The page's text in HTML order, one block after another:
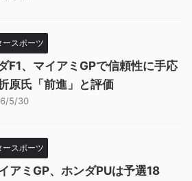
ースポーツ
F1、マイアミGPで信頼性に手応
原氏「前進」と評価
5/30
ースポーツ
アミGP、ホンダPUは予選18